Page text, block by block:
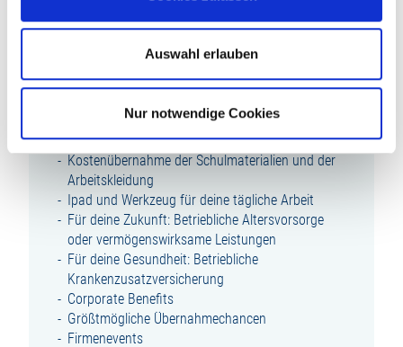
Auswahl erlauben
Nur notwendige Cookies
Abwechslungsreiche Ausbildung
Zusätzliches Urlaubs- und Weihnachtsgeld
Firmenfitness mit Egym Wellpass
Kostenübernahme der Schulmaterialien und der
Arbeitskleidung
Ipad und Werkzeug für deine tägliche Arbeit
Für deine Zukunft: Betriebliche Altersvorsorge
oder vermögenswirksame Leistungen
Für deine Gesundheit: Betriebliche
Krankenzusatzversicherung
Corporate Benefits
Größtmögliche Übernahmechancen
Firmenevents